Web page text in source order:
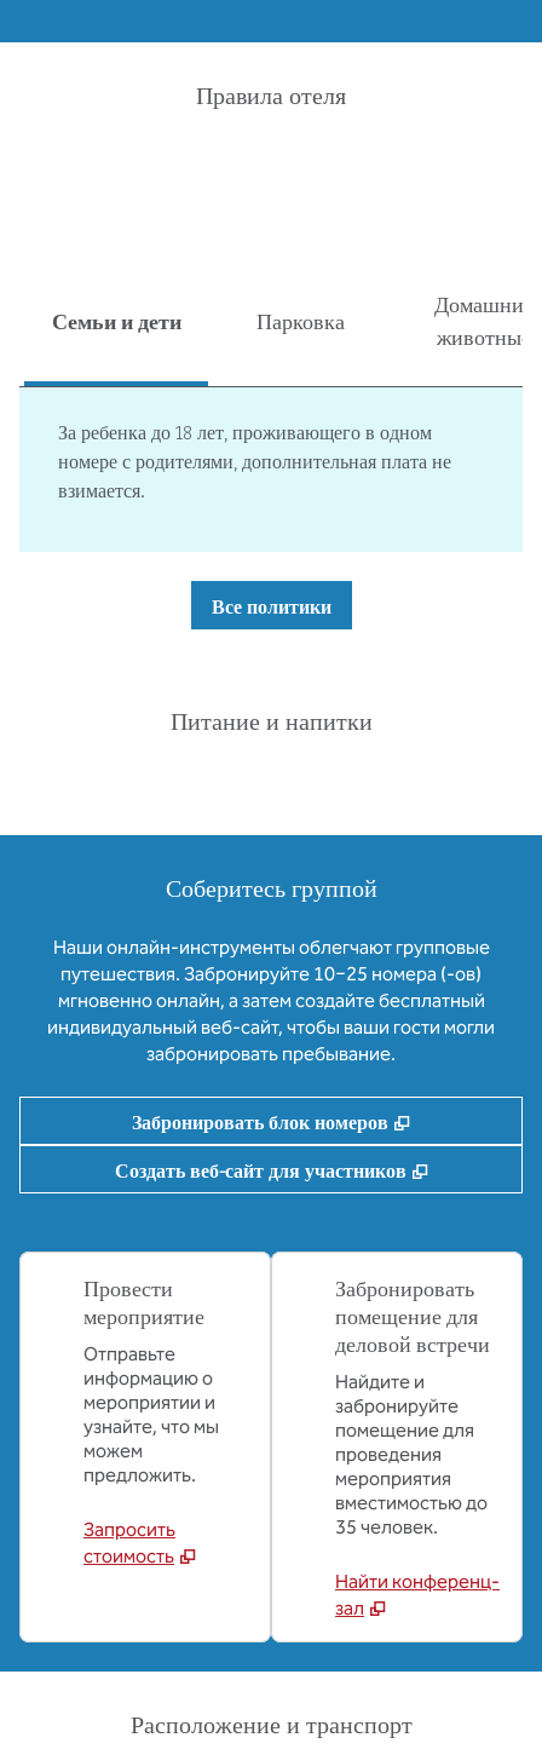
Правила отеля
Семьи и дети Парковка
Домашние
животные
За ребенка до 18 лет, проживающего в одном
номере с родителями, дополнительная плата не
взимается.
Все политики
Питание и напитки
Соберитесь группой
Наши онлайн-инструменты облегчают групповые
путешествия. Забронируйте 10−25 номера (-ов)
мгновенно онлайн, а затем создайте бесплатный
индивидуальный веб-сайт, чтобы ваши гости могли
забронировать пребывание.
Забронировать блок номеров ,
Создать веб-сайт для участников
,
Провести
мероприятие
Отправьте
информацию о
мероприятии и
узнайте, что мы
можем
предложить.
Запросить
стоимость
Забронировать
помещение для
деловой встречи
Найдите и
забронируйте
помещение для
проведения
мероприятия
вместимостью до
35 человек.
Найти конференц-
зал
Расположение и транспорт